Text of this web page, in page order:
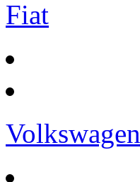
Fiat
Volkswagen